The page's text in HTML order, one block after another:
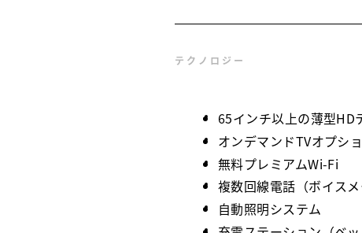
テクノロジー
65インチ以上の薄型HD
オンデマンドTVオプシ
無料プレミアムWi-Fi
複数回線電話（ボイスメ
自動照明システム